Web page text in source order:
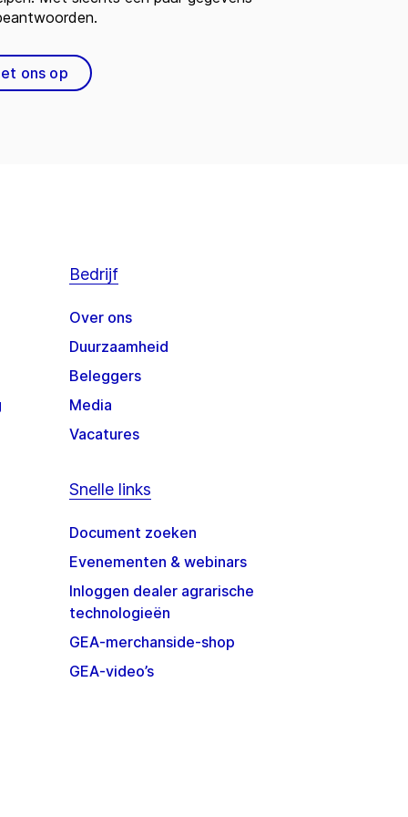
ons op
Bedrijf
Over ons
Duurzaamheid
Beleggers
Media
Vacatures
Snelle links
Document zoeken
Evenementen & webinars
Inloggen dealer agrarische
technologieën
GEA-merchanside-shop
GEA-video’s